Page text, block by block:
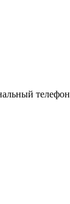
телефон